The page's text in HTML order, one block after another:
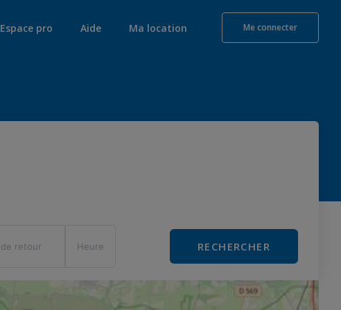
Espace pro Aide Ma location Me connecter
RECHERCHER